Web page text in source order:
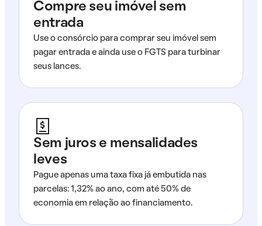
Compre seu imóvel sem
entrada
Use o consórcio para comprar seu imóvel sem
pagar entrada e ainda use o FGTS para turbinar
seus lances.
Sem juros e mensalidades
leves
Pague apenas uma taxa fixa já embutida nas
parcelas: 1,32% ao ano, com até 50% de
economia em relação ao financiamento.